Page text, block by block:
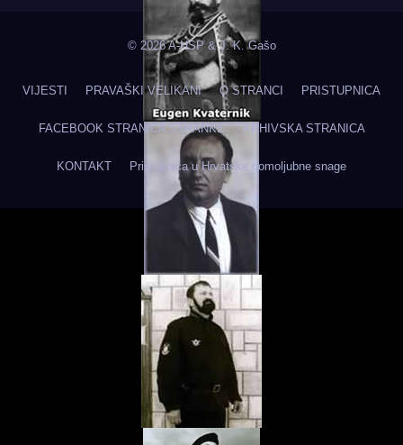
© 2026 A-HSP & J. K. Gašo
VIJESTI PRAVAŠKI VELIKANI O STRANCI PRISTUPNICA
FACEBOOK STRANICA STRANKE ARHIVSKA STRANICA
KONTAKT Pristupnica u Hrvatske domoljubne snage